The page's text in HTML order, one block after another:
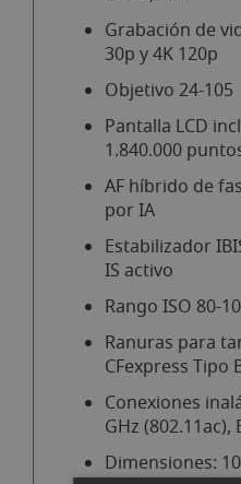
Grabación de
30p y 4K 120p
Objetivo 24-105
Pantalla LCD
1.840.000
AF híbrido de
por IA
Estabilizador
IS activo
Rango ISO 80-
Ranuras para
CFexpress Tipo
Conexiones
GHz
Dimensiones: